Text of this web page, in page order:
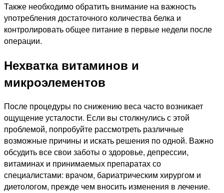
Также необходимо обратить внимание на важность
употребления достаточного количества белка и
контролировать общее питание в первые недели после
операции.
Нехватка витаминов и
микроэлементов
После процедуры по снижению веса часто возникает
ощущение усталости. Если вы столкнулись с этой
проблемой, попробуйте рассмотреть различные
возможные причины и искать решения по одной. Важно
обсудить все свои заботы о здоровье, депрессии,
витаминах и принимаемых препаратах со
специалистами: врачом, бариатрическим хирургом и
диетологом, прежде чем вносить изменения в лечение.